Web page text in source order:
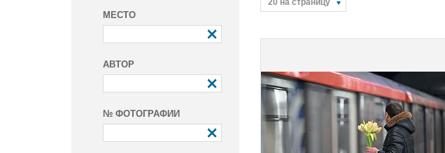
МЕСТО
АВТОР
№ ФОТОГРАФИИ
20 на страницу